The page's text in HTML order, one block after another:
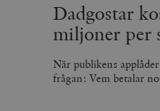
Dadgostar
miljoner per
När publikens
frågan: Vem betalar